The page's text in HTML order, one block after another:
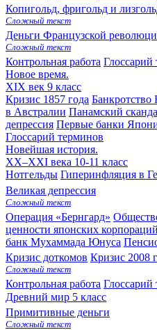
Копигольд, фригольд и
Сложный текст
Деньги Французской
Сложный текст
Контрольная работа Глоссарий
Новое время.
XIX век 9 класс
Кризис 1857 года Банкротство
в Австралии Панамский
депрессия Первые банки
Глоссарий терминов
Новейшая история.
XX–XXI века 10-11 класс
Нотгельды Гиперинфляция в
Великая депрессия
Сложный текст
Операция «Бернгард»
ценности японских корпораций
банк Мухаммада Юнуса
Кризис доткомов Кризис 2008
Сложный текст
Контрольная работа Глоссарий
Древний мир 5 класс
Примитивные деньги
Сложный текст